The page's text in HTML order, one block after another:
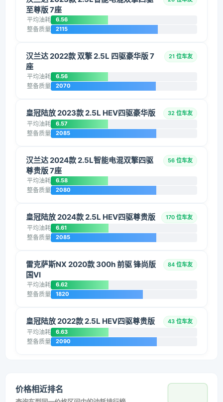
至尊版 7座
平均油耗 6.56
整备质量 2115
汉兰达 2022款 双擎 2.5L 四驱豪华版 7
座
21 位车友
平均油耗 6.56
整备质量 2070
皇冠陆放 2023款 2.5L HEV四驱豪华版 32 位车友
平均油耗 6.57
整备质量 2085
汉兰达 2024款 2.5L智能电混双擎四驱
尊贵版 7座
56 位车友
平均油耗 6.58
整备质量 2080
皇冠陆放 2024款 2.5L HEV四驱尊贵版 170 位车友
平均油耗 6.61
整备质量 2085
雷克萨斯NX 2020款 300h 前驱 锋尚版
国VI
84 位车友
平均油耗 6.62
整备质量 1820
皇冠陆放 2022款 2.5L HEV四驱尊贵版 43 位车友
平均油耗 6.63
整备质量 2090
价格相近排名